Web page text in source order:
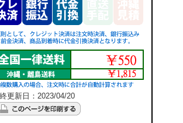
更新日：2023/04/20